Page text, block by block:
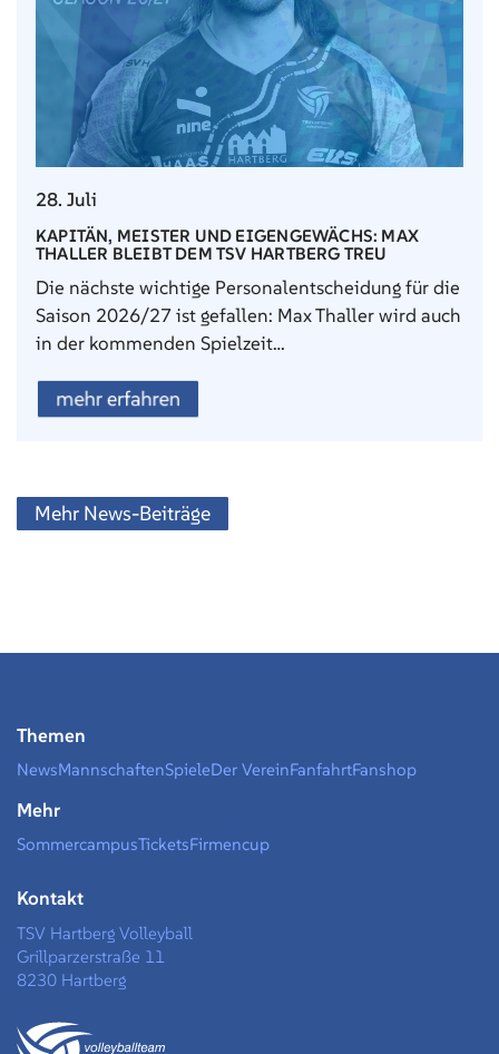
28. Juli
KAPITÄN, MEISTER UND EIGENGEWÄCHS: MAX
THALLER BLEIBT DEM TSV HARTBERG TREU
Die nächste wichtige Personalentscheidung für die
Saison 2026/27 ist gefallen: Max Thaller wird auch
in der kommenden Spielzeit…
mehr erfahren
Mehr News-Beiträge
Themen
NewsMannschaftenSpieleDer VereinFanfahrtFanshop
Mehr
SommercampusTicketsFirmencup
Kontakt
TSV Hartberg Volleyball
Grillparzerstraße 11
8230 Hartberg